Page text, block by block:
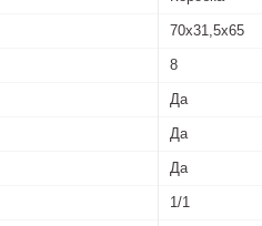
70x31,5x65
8
Да
Да
Да
1/1